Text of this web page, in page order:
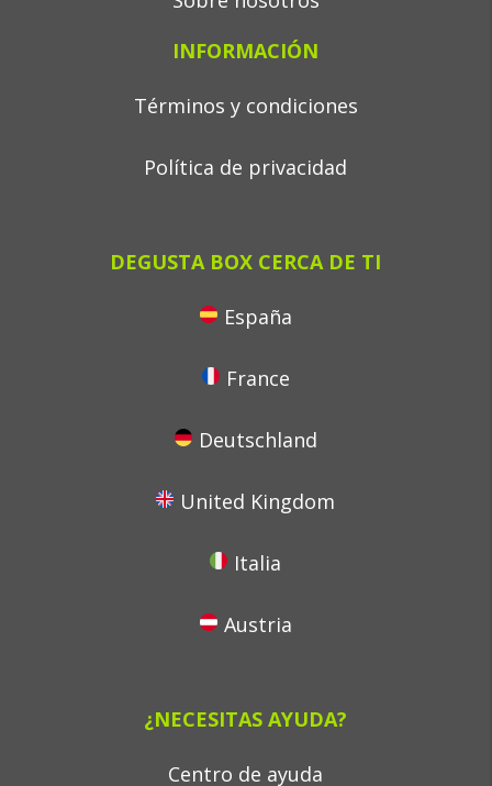
INFORMACIÓN
Términos y condiciones
Política de privacidad
DEGUSTA BOX CERCA DE TI
España
France
Deutschland
United Kingdom
Italia
Austria
¿NECESITAS AYUDA?
Centro de ayuda